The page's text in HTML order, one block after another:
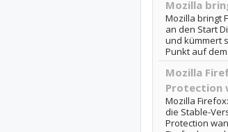
Mozilla
Mozilla bringt
an den Start
und kümmert
Punkt auf
Mozilla
Protection
Mozilla
die Stable-
Protection